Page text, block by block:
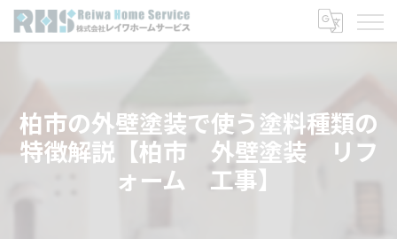
柏市の外壁塗装で使う塗料種類の
特徴解説【柏市 外壁塗装 リフ
ォーム 工事】